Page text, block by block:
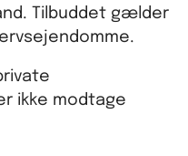
Tilbuddet gælder
ikke modtage